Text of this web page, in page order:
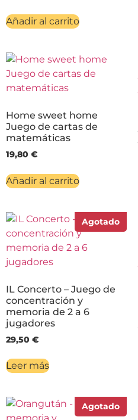
Añadir al carrito
Home sweet home
Juego de cartas de
matemáticas
19,80 €
Añadir al carrito
Agotado
IL Concerto – Juego de
concentración y
memoria de 2 a 6
jugadores
29,50 €
Leer más
Agotado